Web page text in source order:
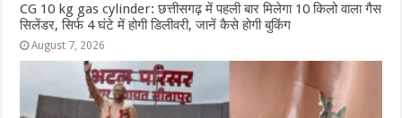
CG 10 kg gas cylinder: छत्तीसगढ़ में पहली बार मिलेगा 10 किलो वाला गैस
सिलेंडर, सिर्फ 4 घंटे में होगी डिलीवरी, जानें कैसे होगी बुकिंग
August 7, 2026